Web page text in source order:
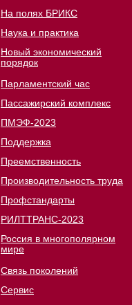
На полях БРИКС
Наука и практика
Новый экономический
порядок
Парламентский час
Пассажирский комплекс
ПМЭФ-2023
Поддержка
Преемственность
Производительность труда
Профстандарты
РИЛТТРАНС-2023
Россия в многополярном
мире
Связь поколений
Сервис